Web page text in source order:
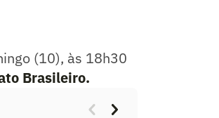
(10), às 18h30
Brasileiro.